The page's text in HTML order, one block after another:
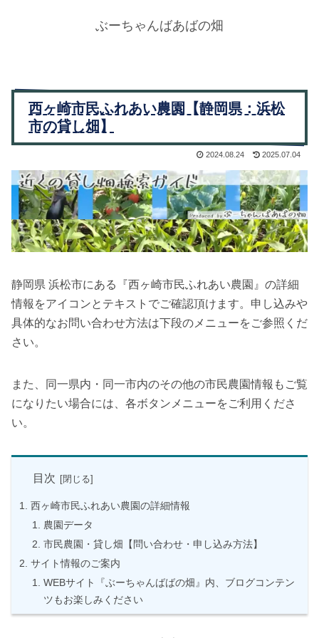
ぶーちゃんばあばの畑
西ヶ崎市民ふれあい農園【静岡県：浜松
市の貸し畑】
2024.08.24 2025.07.04
静岡県 浜松市にある『西ヶ崎市民ふれあい農園』の詳細
情報をアイコンとテキストでご確認頂けます。申し込みや
具体的なお問い合わせ方法は下段のメニューをご参照くだ
さい。
また、同一県内・同一市内のその他の市民農園情報もご覧
になりたい場合には、各ボタンメニューをご利用くださ
い。
目次
西ヶ崎市民ふれあい農園の詳細情報
農園データ
市民農園・貸し畑【問い合わせ・申し込み方法】
サイト情報のご案内
WEBサイト『ぶーちゃんばばの畑』内、ブログコンテン
ツもお楽しみください